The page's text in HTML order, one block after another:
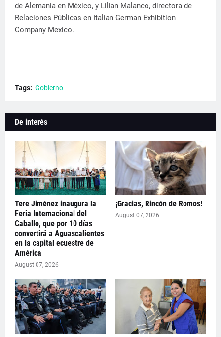
de Alemania en México, y Lilian Malanco, directora de
Relaciones Públicas en Italian German Exhibition
Company Mexico.
Tags: Gobierno
De interés
Tere Jiménez inaugura la
Feria Internacional del
Caballo, que por 10 días
convertirá a Aguascalientes
en la capital ecuestre de
América
August 07, 2026
¡Gracias, Rincón de Romos!
August 07, 2026